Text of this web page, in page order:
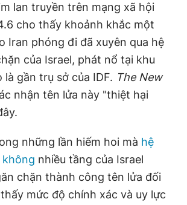
Ngọc Toàn
trực: Hải Thành
Lâm Hiếu Dũng
Trần Việt Hưng
Đức Trung
số 110/GP - BTTTT cấp ngày 24.3.2020
thuộc về Báo Thanh Niên. Cấm sao
thức nếu không có sự chấp thuận bằng văn
Technologies, JSC.
lan truyền trên mạng xã hội
cho thấy khoảnh khắc một
Iran phóng đi đã xuyên qua hệ
của Israel, phát nổ tại khu
gần trụ sở của IDF. The New
nhận tên lửa này "thiệt hại
những lần hiếm hoi mà hệ
nhiều tầng của Israel
chặn thành công tên lửa đối
mức độ chính xác và uy lực